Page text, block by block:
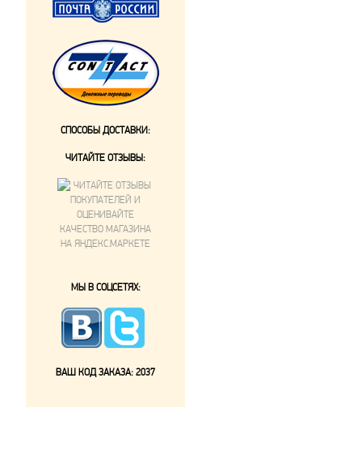
СПОСОБЫ ДОСТАВКИ:
ЧИТАЙТЕ ОТЗЫВЫ:
МЫ В СОЦСЕТЯХ:
ВАШ КОД ЗАКАЗА: 2037